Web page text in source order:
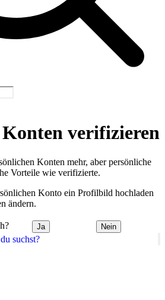
suchst?
verifizieren
Konten mehr, aber persönliche
Vorteile wie verifizierte.
Konto ein Profilbild hochladen
ändern.
Ja Nein